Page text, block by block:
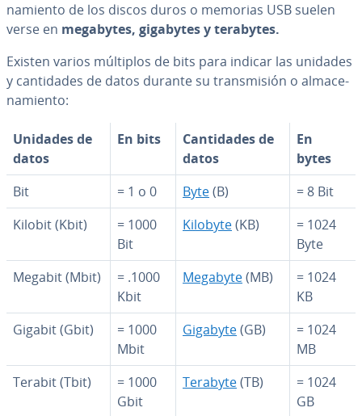
na­mie­n­to de los discos duros o memorias USB suelen
verse en megabytes, gigabytes y terabytes.
Existen varios múltiplos de bits para indicar las unidades
y ca­n­ti­da­des de datos durante su tra­n­s­mi­sión o al­ma­ce­
na­mie­n­to:
Unidades de
datos
En bits
Ca­n­ti­da­des de
datos
En
bytes
Bit
= 1 o 0 Byte(B)
= 8 Bit
Kilobit (Kbit)
= 1000
Bit
Kilobyte(KB)
= 1024
Byte
Megabit (Mbit)
= .1000
Kbit
Megabyte(MB)
= 1024
KB
Gigabit (Gbit)
= 1000
Mbit
Gigabyte(GB)
= 1024
MB
Terabit (Tbit)
= 1000
Gbit
Terabyte(TB)
= 1024
GB